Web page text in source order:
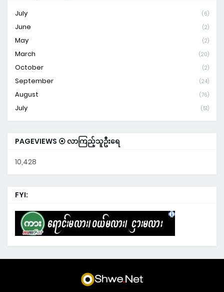
July (6)
June (2)
May (2)
March (20)
October (2)
September (24)
August (76)
July (51)
PAGEVIEWS ⦿ လာကြည့်သူဦးရေ
10,428
FYI: